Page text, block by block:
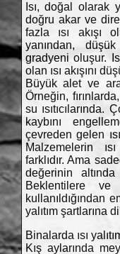
Isı, doğal olarak
doğru akar ve
fazla ısı akışı
yanından,
gradyeni oluşur.
olan ısı akışını
Büyük alet ve
Örneğin,
su ısıtıcılarında.
kaybını
çevreden gelen
Malzemelerin
farklıdır. Ama
değerinin altında
Beklentilere
kullanıldığından
yalıtım şartlarına
Binalarda ısı
Kış aylarında